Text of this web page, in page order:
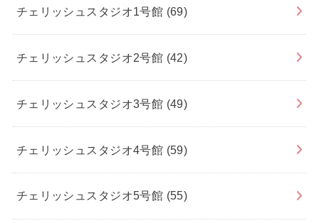
チェリッシュスタジオ1号館 (69)
チェリッシュスタジオ2号館 (42)
チェリッシュスタジオ3号館 (49)
チェリッシュスタジオ4号館 (59)
チェリッシュスタジオ5号館 (55)